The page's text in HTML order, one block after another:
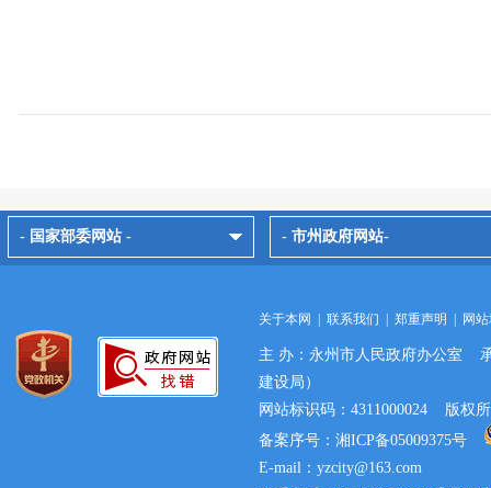
- 国家部委网站 - - 市州政府网站-
关于本网 联系我们 郑重声明 网
主 办：永州市人民政府办公室
建设局）
网站标识码：4311000024 版权
备案序号：湘ICP备05009375号
E-mail：yzcity@163.com